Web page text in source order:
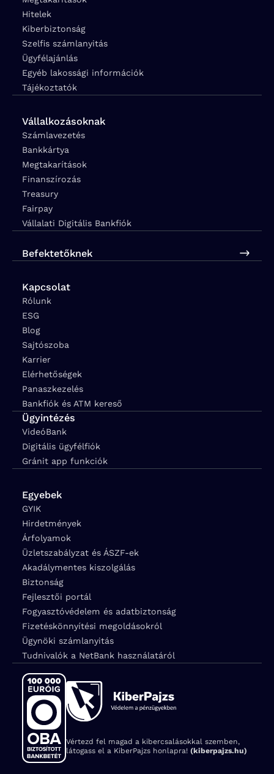
Hitelek
Kiberbiztonság
Szelfis számlanyitás
Ügyfélajánlás
Egyéb lakossági információk
Tájékoztatók
Vállalkozásoknak
Számlavezetés
Bankkártya
Megtakarítások
Finanszírozás
Treasury
Fairpay
Vállalati Digitális Bankfiók
Befektetőknek
Kapcsolat
Rólunk
ESG
Blog
Sajtószoba
Karrier
Elérhetőségek
Panaszkezelés
Bankfiók és ATM kereső
Ügyintézés
VideóBank
Digitális ügyfélfiók
Gránit app funkciók
Egyebek
GYIK
Hirdetmények
Árfolyamok
Üzletszabályzat és ÁSZF-ek
Akadálymentes kiszolgálás
Biztonság
Fejlesztői portál
Fogyasztóvédelem és adatbiztonság
Fizetéskönnyítési megoldásokról
Ügynöki számlanyitás
Tudnivalók a NetBank használatáról
Vértezd fel magad a kibercsalásokkal szemben,
látogass el a KiberPajzs honlapra! (kiberpajzs.hu)